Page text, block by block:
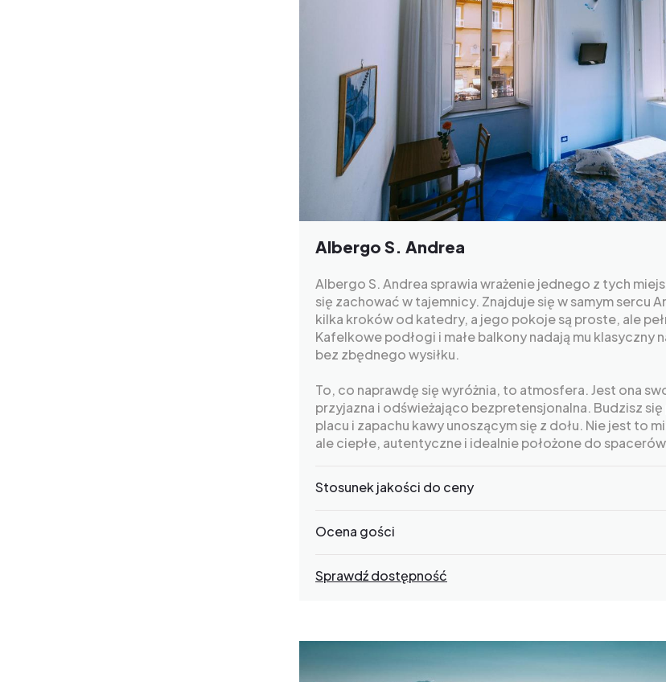
Albergo S. Andrea
Albergo S. Andrea sprawia wrażenie jednego z tych
się zachować w tajemnicy. Znajduje się w samym sercu
kilka kroków od katedry, a jego pokoje są proste, ale
Kafelkowe podłogi i małe balkony nadają mu klasyczny
bez zbędnego wysiłku.
To, co naprawdę się wyróżnia, to atmosfera. Jest ona
przyjazna i odświeżająco bezpretensjonalna. Budzisz się
placu i zapachu kawy unoszącym się z dołu. Nie jest to
ale ciepłe, autentyczne i idealnie położone do
Stosunek jakości do ceny
Ocena gości
Sprawdź dostępność